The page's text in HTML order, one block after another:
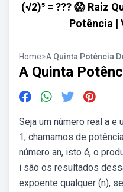
(√2)⁵ = ??? 😱 Raiz
Potência |
Home>A Quinta Potência
A Quinta
Seja um número real a e
1, chamamos de
número an, isto é, o
i são os resultados
expoente qualquer (n),